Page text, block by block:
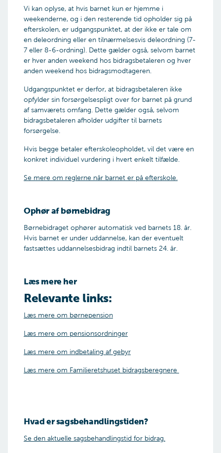
Vi kan oplyse, at hvis barnet kun er hjemme i
weekenderne, og i den resterende tid opholder sig på
efterskolen, er udgangspunktet, at der ikke er tale om
en deleordning eller en tilnærmelsesvis deleordning (7-
7 eller 8-6-ordning). Dette gælder også, selvom barnet
er hver anden weekend hos bidragsbetaleren og hver
anden weekend hos bidragsmodtageren.
Udgangspunktet er derfor, at bidragsbetaleren ikke
opfylder sin forsørgelsespligt over for barnet på grund
af samværets omfang. Dette gælder også, selvom
bidragsbetaleren afholder udgifter til barnets
forsørgelse.
Hvis begge betaler efterskoleopholdet, vil det være en
konkret individuel vurdering i hvert enkelt tilfælde.
Se mere om reglerne når barnet er på efterskole.
Ophør af børnebidrag
Børnebidraget ophører automatisk ved barnets 18. år.
Hvis barnet er under uddannelse, kan der eventuelt
fastsættes uddannelsesbidrag indtil barnets 24. år.
Læs mere her
Relevante links:
Læs mere om børnepension
Læs mere om pensionsordninger
Læs mere om indbetaling af gebyr
Læs mere om Familieretshuset bidragsberegnere
Hvad er sagsbehandlingstiden?
Se den aktuelle sagsbehandlingstid for bidrag.